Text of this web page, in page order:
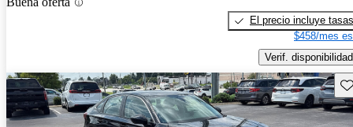
El precio incluye tasas
$458/mes
Verif. disponibilidad